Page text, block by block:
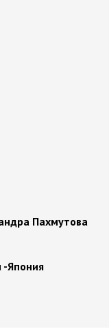
Пахмутова
-Япония